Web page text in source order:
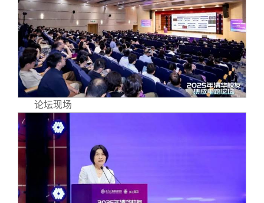
联系我们
论坛现场